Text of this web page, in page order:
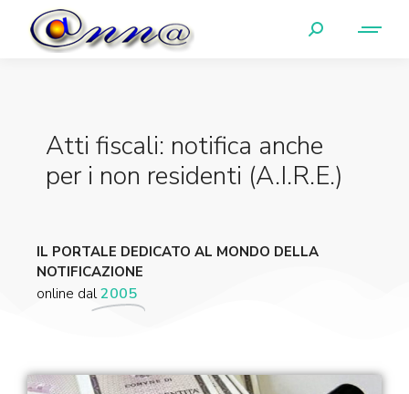
Atti fiscali: notifica anche
per i non residenti (A.I.R.E.)
IL PORTALE DEDICATO AL MONDO DELLA
NOTIFICAZIONE
online dal2005